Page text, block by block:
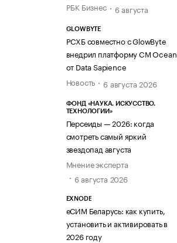
РБК Бизнес
6 августа
GLOWBYTE
РСХБ совместно с GlowByte
внедрил платформу CM Ocean
от Data Sapience
Новость
6 августа 2026
ФОНД «НАУКА. ИСКУССТВО.
ТЕХНОЛОГИИ»
Персеиды — 2026: когда
смотреть самый яркий
звездопад августа
Мнение эксперта
6 августа 2026
EXNODE
еСИМ Беларусь: как купить,
установить и активировать в
2026 году